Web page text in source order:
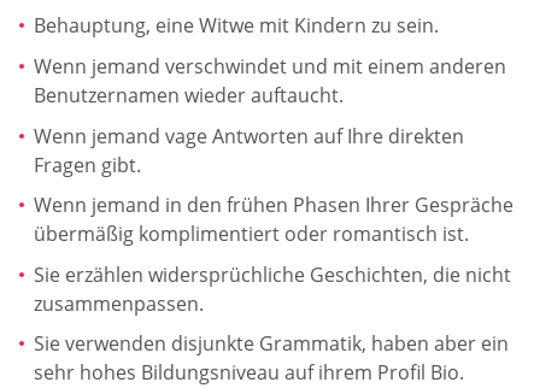
Behauptung, eine Witwe mit Kindern zu sein.
Wenn jemand verschwindet und mit einem anderen
Benutzernamen wieder auftaucht.
Wenn jemand vage Antworten auf Ihre direkten
Fragen gibt.
Wenn jemand in den frühen Phasen Ihrer Gespräche
übermäßig komplimentiert oder romantisch ist.
Sie erzählen widersprüchliche Geschichten, die nicht
zusammenpassen.
Sie verwenden disjunkte Grammatik, haben aber ein
sehr hohes Bildungsniveau auf ihrem Profil Bio.